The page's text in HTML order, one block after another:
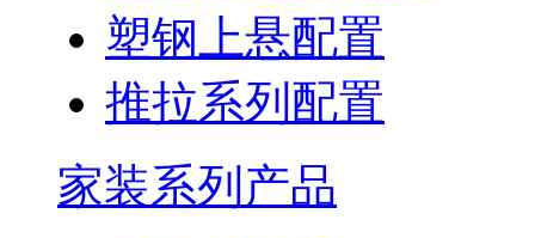
塑钢上悬配置
推拉系列配置
家装系列产品